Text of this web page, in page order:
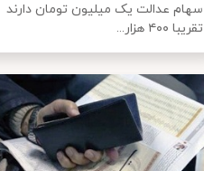
سهام عدالت یک میلیون تومان دارند
تقریبا ۴۰۰ هزار...